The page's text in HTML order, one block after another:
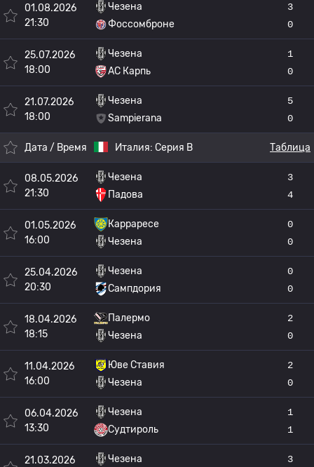
01.08.2026
21:30
Чезена
Фоссомброне
3
0
25.07.2026
18:00
Чезена
АС Карпь
1
0
21.07.2026
18:00
Чезена
Sampierana
5
0
Дата / Время Италия: Серия B Таблица
08.05.2026
21:30
Чезена
Падова
3
4
01.05.2026
16:00
Карраресе
Чезена
0
0
25.04.2026
20:30
Чезена
Сампдория
0
0
18.04.2026
18:15
Палермо
Чезена
2
0
11.04.2026
16:00
Юве Ставия
Чезена
2
0
06.04.2026
13:30
Чезена
Судтироль
1
1
21.03.2026
Чезена
3